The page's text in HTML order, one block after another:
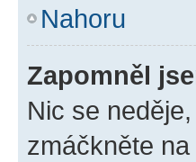
Nahoru
Zapomněl
Nic se
zmáčkněte